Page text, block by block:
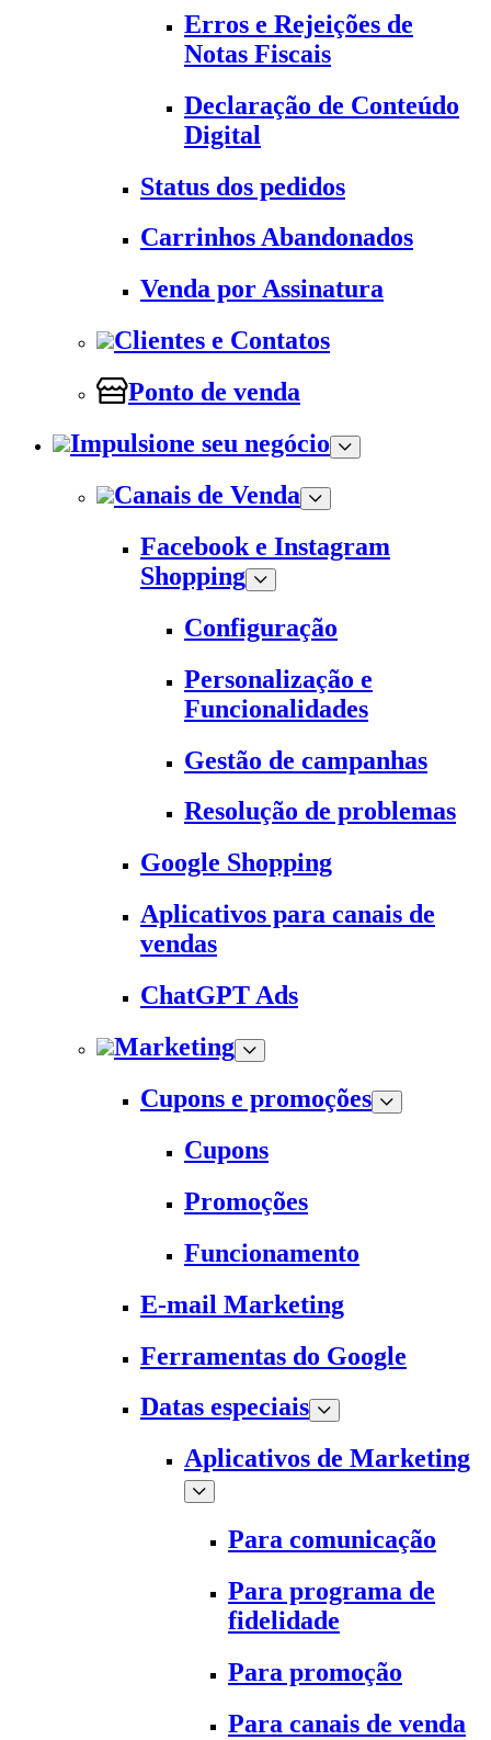
Erros e Rejeições de
Notas Fiscais
Declaração de Conteúdo
Digital
Status dos pedidos
Carrinhos Abandonados
Venda por Assinatura
Clientes e Contatos
Ponto de venda
Impulsione seu negócio
Canais de Venda
Facebook e Instagram
Shopping
Configuração
Personalização e
Funcionalidades
Gestão de campanhas
Resolução de problemas
Google Shopping
Aplicativos para canais de
vendas
ChatGPT Ads
Marketing
Cupons e promoções
Cupons
Promoções
Funcionamento
E-mail Marketing
Ferramentas do Google
Datas especiais
Aplicativos de Marketing
Para comunicação
Para programa de
fidelidade
Para promoção
Para canais de venda